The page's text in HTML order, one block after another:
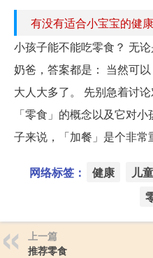
有没有适合小宝宝的健
小孩子能不能吃零食？ 无
奶爸，答案都是： 当然可
大人大多了。 先别急着讨
「零食」的概念以及它对
子来说，「加餐」是个非常
网络标签： 健康 儿童
上一篇
推荐零食